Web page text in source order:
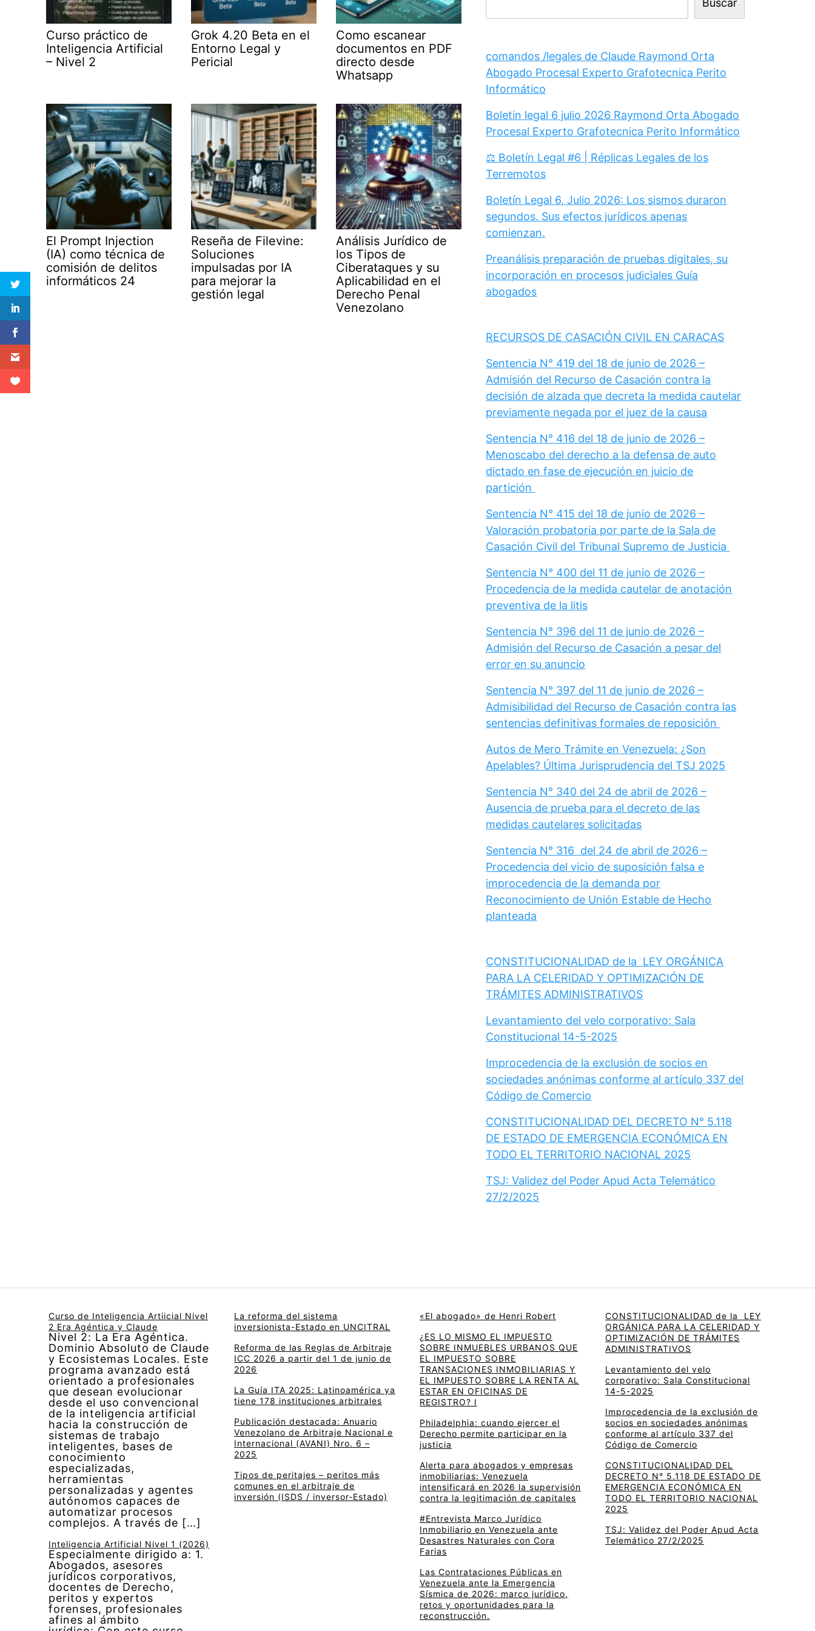
Curso práctico de
Inteligencia Artificial
– Nivel 2
Grok 4.20 Beta en el
Entorno Legal y
Pericial
Como escanear
documentos en PDF
directo desde
Whatsapp
El Prompt Injection
(IA) como técnica de
comisión de delitos
informáticos 24
Reseña de Filevine:
Soluciones
impulsadas por IA
para mejorar la
gestión legal
Análisis Jurídico de
los Tipos de
Ciberataques y su
Aplicabilidad en el
Derecho Penal
Venezolano
Buscar
comandos /legales de Claude Raymond Orta
Abogado Procesal Experto Grafotecnica Perito
Informático
Boletin legal 6 julio 2026 Raymond Orta Abogado
Procesal Experto Grafotecnica Perito Informático
⚖️ Boletín Legal #6 | Réplicas Legales de los
Terremotos
Boletín Legal 6, Julio 2026: Los sismos duraron
segundos. Sus efectos jurídicos apenas
comienzan.
Preanálisis preparación de pruebas digitales, su
incorporación en procesos judiciales Guía
abogados
RECURSOS DE CASACIÓN CIVIL EN CARACAS
Sentencia N° 419 del 18 de junio de 2026 –
Admisión del Recurso de Casación contra la
decisión de alzada que decreta la medida cautelar
previamente negada por el juez de la causa
Sentencia N° 416 del 18 de junio de 2026 –
Menoscabo del derecho a la defensa de auto
dictado en fase de ejecución en juicio de
partición
Sentencia N° 415 del 18 de junio de 2026 –
Valoración probatoria por parte de la Sala de
Casación Civil del Tribunal Supremo de Justicia
Sentencia N° 400 del 11 de junio de 2026 –
Procedencia de la medida cautelar de anotación
preventiva de la litis
Sentencia N° 396 del 11 de junio de 2026 –
Admisión del Recurso de Casación a pesar del
error en su anuncio
Sentencia N° 397 del 11 de junio de 2026 –
Admisibilidad del Recurso de Casación contra las
sentencias definitivas formales de reposición
Autos de Mero Trámite en Venezuela: ¿Son
Apelables? Última Jurisprudencia del TSJ 2025
Sentencia N° 340 del 24 de abril de 2026 –
Ausencia de prueba para el decreto de las
medidas cautelares solicitadas
Sentencia N° 316 del 24 de abril de 2026 –
Procedencia del vicio de suposición falsa e
improcedencia de la demanda por
Reconocimiento de Unión Estable de Hecho
planteada
CONSTITUCIONALIDAD de la LEY ORGÁNICA
PARA LA CELERIDAD Y OPTIMIZACIÓN DE
TRÁMITES ADMINISTRATIVOS
Levantamiento del velo corporativo: Sala
Constitucional 14-5-2025
Improcedencia de la exclusión de socios en
sociedades anónimas conforme al artículo 337 del
Código de Comercio
CONSTITUCIONALIDAD DEL DECRETO N° 5.118
DE ESTADO DE EMERGENCIA ECONÓMICA EN
TODO EL TERRITORIO NACIONAL 2025
TSJ: Validez del Poder Apud Acta Telemático
27/2/2025
Curso de Inteligencia Artiicial Nivel
2 Era Agéntica y Claude
Nivel 2: La Era Agéntica.
Dominio Absoluto de Claude
y Ecosistemas Locales. Este
programa avanzado está
orientado a profesionales
que desean evolucionar
desde el uso convencional
de la inteligencia artificial
hacia la construcción de
sistemas de trabajo
inteligentes, bases de
conocimiento
especializadas,
herramientas
personalizadas y agentes
autónomos capaces de
automatizar procesos
complejos. A través de […]
Inteligencia Artificial Nivel 1 (2026)
Especialmente dirigido a: 1.
Abogados, asesores
jurídicos corporativos,
docentes de Derecho,
peritos y expertos
forenses, profesionales
afines al ámbito
La reforma del sistema
inversionista-Estado en UNCITRAL
Reforma de las Reglas de Arbitraje
ICC 2026 a partir del 1 de junio de
2026
La Guía ITA 2025: Latinoamérica ya
tiene 178 instituciones arbitrales
Publicación destacada: Anuario
Venezolano de Arbitraje Nacional e
Internacional (AVANI) Nro. 6 –
2025
Tipos de peritajes – peritos más
comunes en el arbitraje de
inversión (ISDS / inversor-Estado)
«El abogado» de Henri Robert
¿ES LO MISMO EL IMPUESTO
SOBRE INMUEBLES URBANOS QUE
EL IMPUESTO SOBRE
TRANSACIONES INMOBILIARIAS Y
EL IMPUESTO SOBRE LA RENTA AL
ESTAR EN OFICINAS DE
REGISTRO? I
Philadelphia: cuando ejercer el
Derecho permite participar en la
justicia
Alerta para abogados y empresas
inmobiliarias: Venezuela
intensificará en 2026 la supervisión
contra la legitimación de capitales
#Entrevista Marco Jurídico
Inmobiliario en Venezuela ante
Desastres Naturales con Cora
Farias
Las Contrataciones Públicas en
Venezuela ante la Emergencia
Sísmica de 2026: marco jurídico,
retos y oportunidades para la
reconstrucción.
CONSTITUCIONALIDAD de la LEY
ORGÁNICA PARA LA CELERIDAD Y
OPTIMIZACIÓN DE TRÁMITES
ADMINISTRATIVOS
Levantamiento del velo
corporativo: Sala Constitucional
14-5-2025
Improcedencia de la exclusión de
socios en sociedades anónimas
conforme al artículo 337 del
Código de Comercio
CONSTITUCIONALIDAD DEL
DECRETO N° 5.118 DE ESTADO DE
EMERGENCIA ECONÓMICA EN
TODO EL TERRITORIO NACIONAL
2025
TSJ: Validez del Poder Apud Acta
Telemático 27/2/2025